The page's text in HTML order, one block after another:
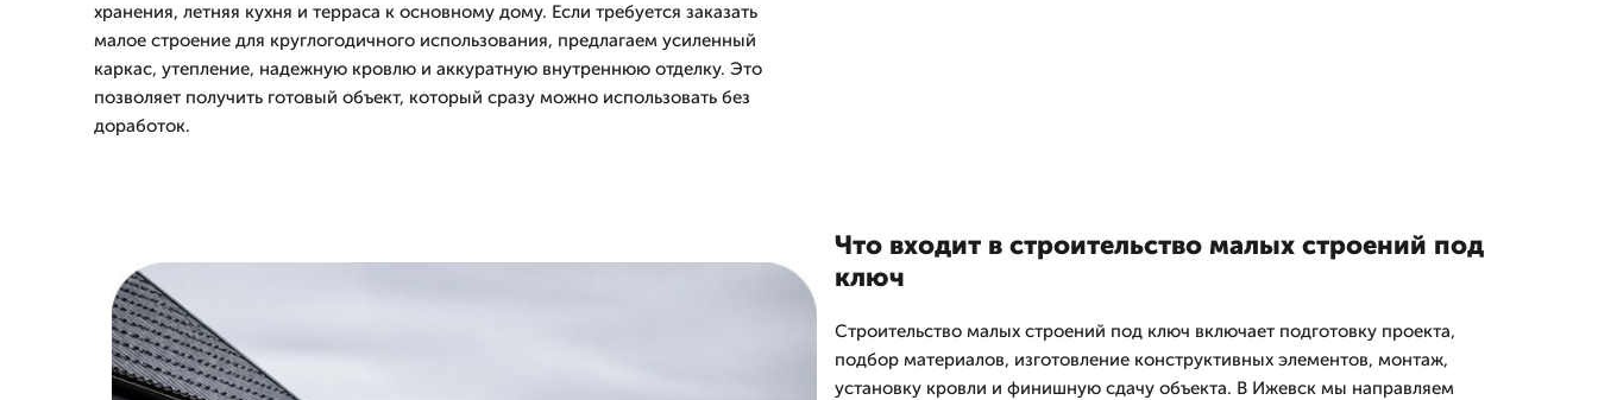
хранения, летняя кухня и терраса к основному дому. Если требуется заказать
малое строение для круглогодичного использования, предлагаем усиленный
каркас, утепление, надежную кровлю и аккуратную внутреннюю отделку. Это
позволяет получить готовый объект, который сразу можно использовать без
доработок.
Что входит в строительство малых строений под
ключ
Строительство малых строений под ключ включает подготовку проекта,
подбор материалов, изготовление конструктивных элементов, монтаж,
установку кровли и финишную сдачу объекта. В Ижевск мы направляем